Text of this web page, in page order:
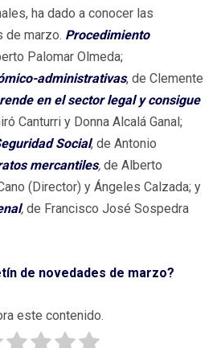
ha dado a conocer las
de marzo. Procedimiento
Palomar Olmeda;
administrativas, de Clemente
en el sector legal y consigue
Canturri y Donna Alcalá Ganal;
Social, de Antonio
mercantiles, de Alberto
(Director) y Ángeles Calzada; y
, de Francisco José Sospedra
de novedades de marzo?
este contenido.